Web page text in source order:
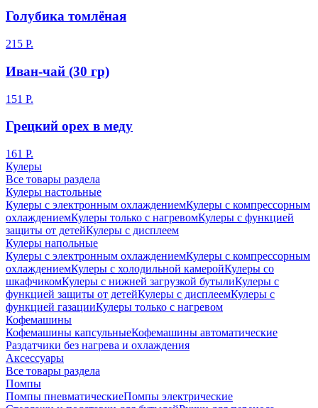
Голубика томлёная
215 Р.
Иван-чай (30 гр)
151 Р.
Грецкий орех в меду
161 Р.
Кулеры
Все товары раздела
Кулеры настольные
Кулеры с электронным охлаждениемКулеры с компрессорным
охлаждениемКулеры только с нагревомКулеры с функцией
защиты от детейКулеры с дисплеем
Кулеры напольные
Кулеры с электронным охлаждениемКулеры с компрессорным
охлаждениемКулеры с холодильной камеройКулеры со
шкафчикомКулеры с нижней загрузкой бутылиКулеры с
функцией защиты от детейКулеры с дисплеемКулеры с
функцией газацииКулеры только с нагревом
Кофемашины
Кофемашины капсульныеКофемашины автоматические
Раздатчики без нагрева и охлаждения
Аксессуары
Все товары раздела
Помпы
Помпы пневматическиеПомпы электрические